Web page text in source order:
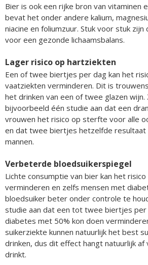
Bier is ook een rijke bron van vitaminen
bevat het onder andere kalium,
niacine en foliumzuur. Stuk voor stuk
voor een gezonde lichaamsbalans.
Lager risico op hartziekten
Een of twee biertjes per dag kan het
vaatziekten verminderen. Dit is
het drinken van een of twee glazen wijn.
bijvoorbeeld één studie aan dat een
vrouwen het risico op sterfte voor alle
en dat twee biertjes hetzelfde
mannen.
Verbeterde bloedsuikerspiegel
Lichte consumptie van bier kan het
verminderen en zelfs mensen met
bloedsuiker beter onder controle te
studie aan dat een tot twee biertjes per
diabetes met 50% kon doen
suikerziekte kunnen natuurlijk het best
drinken, dus dit effect hangt natuurlijk af
drinkt.